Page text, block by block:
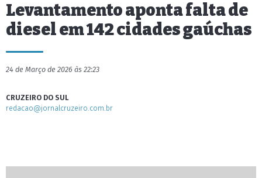
Levantamento aponta falta de
diesel em 142 cidades gaúchas
24 de Março de 2026 às 22:23
CRUZEIRO DO SUL
redacao@jornalcruzeiro.com.br